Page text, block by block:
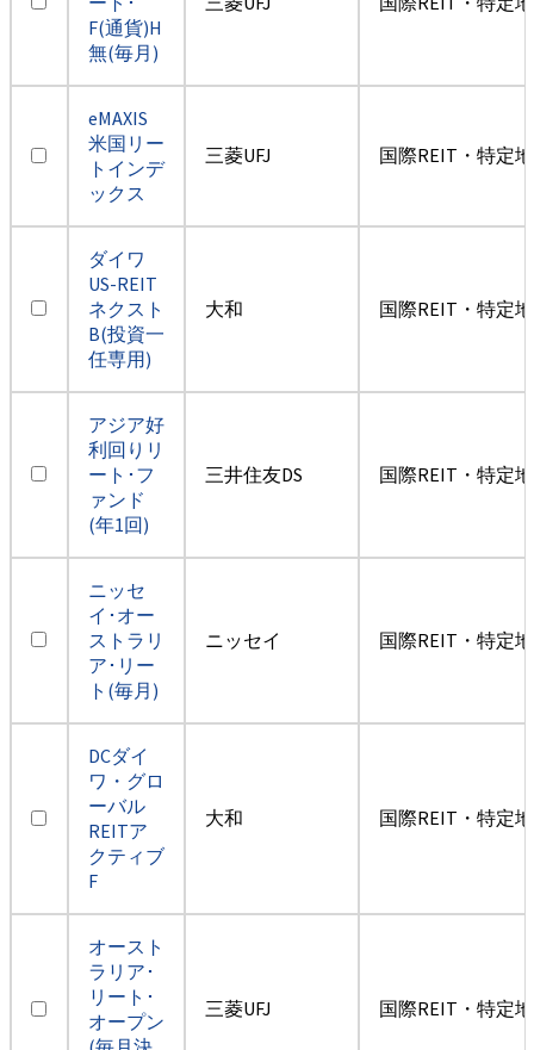
F(通貨)H
無(毎月)
eMAXIS
米国リー
トインデ
ックス
三菱UFJ 国際REIT・特定
ダイワ
US-REIT
ネクスト
B(投資一
任専用)
大和 国際REIT・特定
アジア好
利回りリ
ート･フ
ァンド
(年1回)
三井住友DS 国際REIT・特定
ニッセ
イ･オー
ストラリ
ア･リー
ト(毎月)
ニッセイ 国際REIT・特定
DCダイ
ワ・グロ
ーバル
REITア
クティブ
F
大和 国際REIT・特定
オースト
ラリア･
リート･
オープン
三菱UFJ 国際REIT・特定